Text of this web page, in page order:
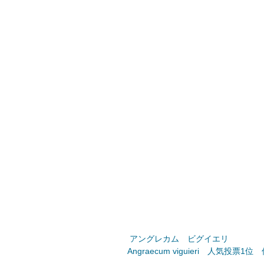
アングレカム　ビグイエリ
Angraecum viguieri　人気投票1位